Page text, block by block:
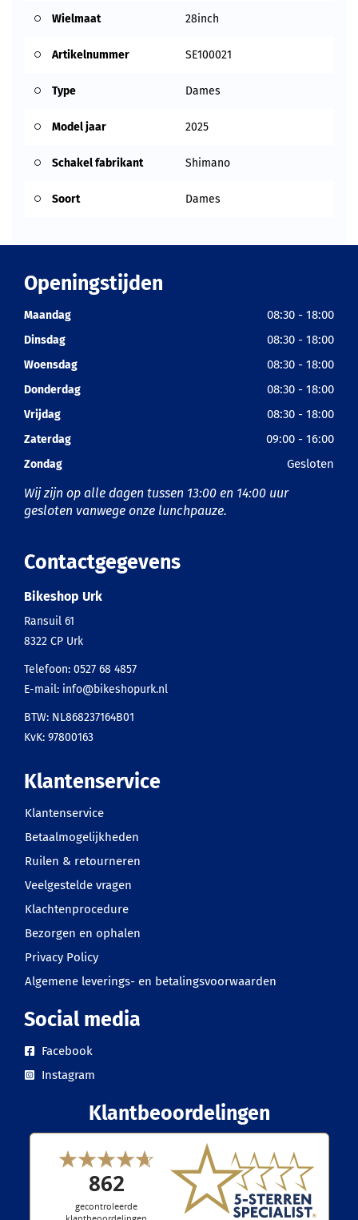
Wielmaat 28inch
Artikelnummer SE100021
Type Dames
Model jaar 2025
Schakel fabrikant Shimano
Soort Dames
Openingstijden
Maandag 08:30 - 18:00
Dinsdag 08:30 - 18:00
Woensdag 08:30 - 18:00
Donderdag 08:30 - 18:00
Vrijdag 08:30 - 18:00
Zaterdag 09:00 - 16:00
Zondag Gesloten
Wij zijn op alle dagen tussen 13:00 en 14:00 uur
gesloten vanwege onze lunchpauze.
Contactgegevens
Bikeshop Urk
Ransuil 61
8322 CP Urk
Telefoon: 0527 68 4857
E-mail: info@bikeshopurk.nl
BTW: NL868237164B01
KvK: 97800163
Klantenservice
Klantenservice
Betaalmogelijkheden
Ruilen & retourneren
Veelgestelde vragen
Klachtenprocedure
Bezorgen en ophalen
Privacy Policy
Algemene leverings- en betalingsvoorwaarden
Social media
Facebook
Instagram
Klantbeoordelingen